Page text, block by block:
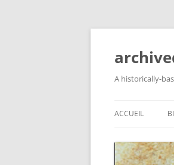
Aller
contenu
A historically-
ACCUEIL